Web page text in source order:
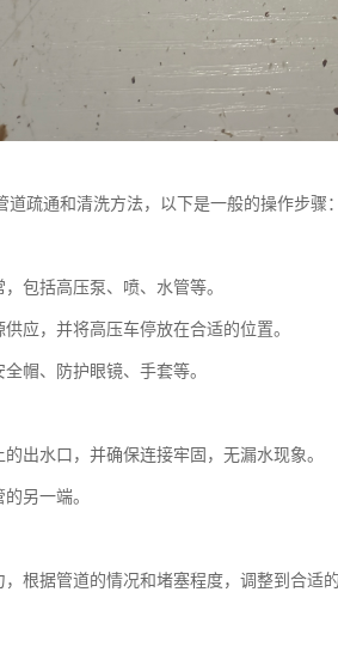
疏通和清洗方法，以下是一般的操作步骤：
包括高压泵、喷、水管等。
应，并将高压车停放在合适的位置。
帽、防护眼镜、手套等。
出水口，并确保连接牢固，无漏水现象。
另一端。
根据管道的情况和堵塞程度，调整到合适